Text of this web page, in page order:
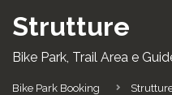
Strutture
Bike Park, Trail Area e
Bike Park Booking